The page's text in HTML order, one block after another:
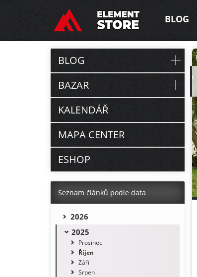
BLOG
BLOG
BAZAR
KALENDÁŘ
MAPA CENTER
ESHOP
Seznam článků podle data
2026
2025
Prosinec
Říjen
Září
Srpen